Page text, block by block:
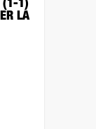
(1-1)
LA